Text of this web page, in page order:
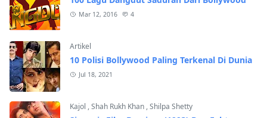
Mar 12, 2016 4
Artikel
10 Polisi Bollywood Paling Terkenal Di Dunia
Jul 18, 2021
Kajol ,Shah Rukh Khan ,Shilpa Shetty